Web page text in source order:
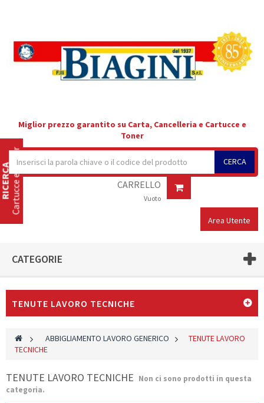
Miglior prezzo garantito su Carta, Cancelleria e Cartucce e
Toner
CERCA
CARRELLO
Vuoto
Area Utente
CATEGORIE
TENUTE LAVORO TECNICHE
> ABBIGLIAMENTO LAVORO GENERICO >
TENUTE LAVORO
TECNICHE
TENUTE LAVORO TECNICHE Non ci sono prodotti in questa
categoria.
Cartucce e Toner